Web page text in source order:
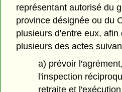
représentant autorisé du
province désignée ou du
plusieurs d'entre eux, afin
plusieurs des actes
a) prévoir
l'inspection
retraite et